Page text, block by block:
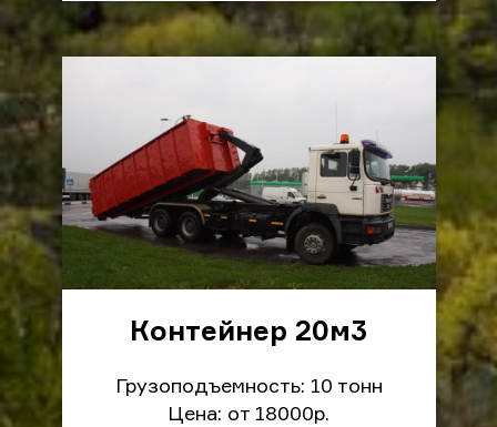
Контейнер 20м3
Грузоподъемность: 10 тонн
Цена: от 18000р.